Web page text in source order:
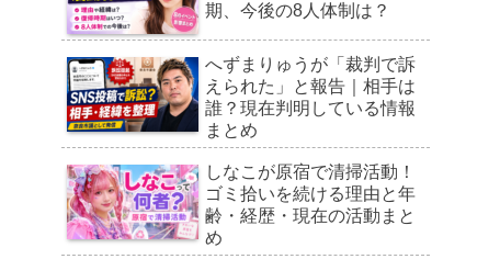
期、今後の8人体制は？
へずまりゅうが「裁判で訴
えられた」と報告｜相手は
誰？現在判明している情報
まとめ
しなこが原宿で清掃活動！
ゴミ拾いを続ける理由と年
齢・経歴・現在の活動まと
め